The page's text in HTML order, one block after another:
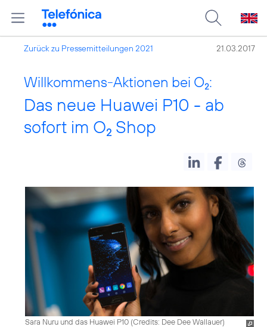
Zurück zu Pressemitteilungen 2021 21.03.2017
Willkommens-Aktionen bei O2:
Das neue Huawei P10 - ab
sofort im O2 Shop
Sara Nuru und das Huawei P10 (Credits: Dee Dee Wallauer)